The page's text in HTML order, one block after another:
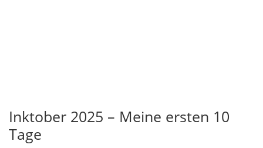
Inktober 2025 – Meine ersten 10
Tage